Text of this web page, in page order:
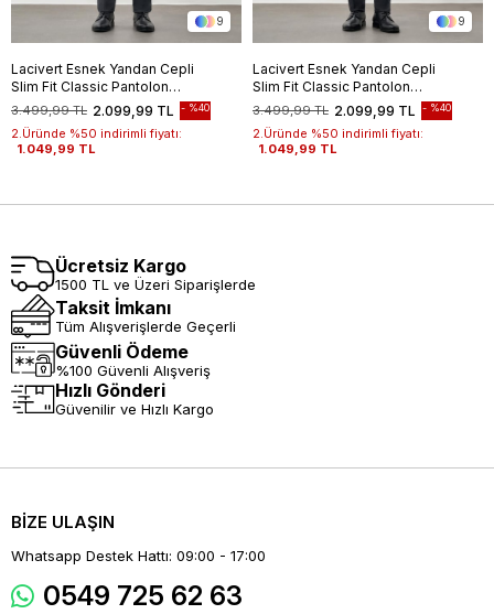
9
Lacivert Esnek Yandan Cepli
Slim Fit Classic Pantolon
1003245209 2.099,99 TL
3.499,99 TL %40
2.Üründe %50 indirimli fiyatı:
1.049,99 TL
9
Lacivert Esnek Yandan Cepli
Slim Fit Classic Pantolon
1003245209 2.099,99 TL
3.499,99 TL %40
2.Üründe %50 indirimli fiyatı:
1.049,99 TL
Ücretsiz Kargo
1500 TL ve Üzeri Siparişlerde
Taksit İmkanı
Tüm Alışverişlerde Geçerli
Güvenli Ödeme
%100 Güvenli Alışveriş
Hızlı Gönderi
Güvenilir ve Hızlı Kargo
BİZE ULAŞIN
Whatsapp Destek Hattı: 09:00 - 17:00
0549 725 62 63